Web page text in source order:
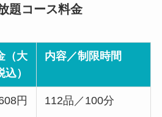
題コース料金
（大
込）
内容／制限時間
円 112品／100分